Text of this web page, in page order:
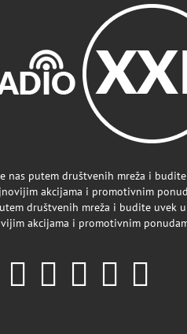
nas putem društvenih mreža i
akcijama i promotivnim
društvenih mreža i budite uvek
akcijama i promotivnim